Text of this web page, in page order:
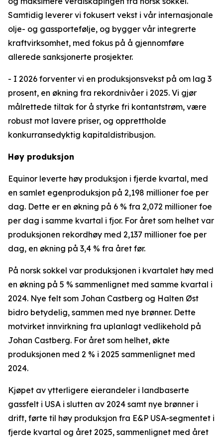
Samtidig leverer vi fokusert vekst i vår internasjonale
olje- og gassportefølje, og bygger vår integrerte
kraftvirksomhet, med fokus på å gjennomføre
allerede sanksjonerte prosjekter.
- I 2026 forventer vi en produksjonsvekst på om lag 3
prosent, en økning fra rekordnivåer i 2025. Vi gjør
målrettede tiltak for å styrke fri kontantstrøm, være
robust mot lavere priser, og opprettholde
konkurransedyktig kapitaldistribusjon.
Høy produksjon
Equinor leverte høy produksjon i fjerde kvartal, med
en samlet egenproduksjon på 2,198 millioner foe per
dag. Dette er en økning på 6 % fra 2,072 millioner foe
per dag i samme kvartal i fjor. For året som helhet var
produksjonen rekordhøy med 2,137 millioner foe per
dag, en økning på 3,4 % fra året før.
På norsk sokkel var produksjonen i kvartalet høy med
en økning på 5 % sammenlignet med samme kvartal i
2024. Nye felt som Johan Castberg og Halten Øst
bidro betydelig, sammen med nye brønner. Dette
motvirket innvirkning fra uplanlagt vedlikehold på
Johan Castberg. For året som helhet, økte
produksjonen med 2 % i 2025 sammenlignet med
2024.
Kjøpet av ytterligere eierandeler i landbaserte
gassfelt i USA i slutten av 2024 samt nye brønner i
drift, førte til høy produksjon fra E&P USA-segmentet i
fjerde kvartal og året 2025, sammenlignet med året